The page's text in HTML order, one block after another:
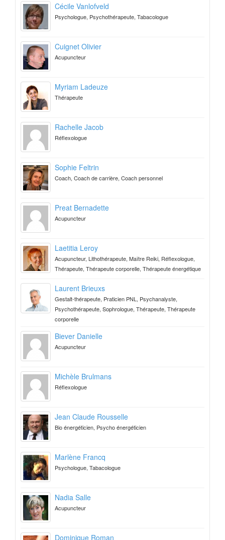
Cécile Vanlofveld
Psychologue, Psychothérapeute, Tabacologue
Cuignet Olivier
Acupuncteur
Myriam Ladeuze
Thérapeute
Rachelle Jacob
Réflexologue
Sophie Feltrin
Coach, Coach de carrière, Coach personnel
Preat Bernadette
Acupuncteur
Laetitia Leroy
Acupuncteur, Lithothérapeute, Maître Reiki, Réflexologue,
Thérapeute, Thérapeute corporelle, Thérapeute énergétique
Laurent Brieuxs
Gestalt-thérapeute, Praticien PNL, Psychanalyste,
Psychothérapeute, Sophrologue, Thérapeute, Thérapeute
corporelle
Biever Danielle
Acupuncteur
Michèle Brulmans
Réflexologue
Jean Claude Rousselle
Bio énergéticien, Psycho énergéticien
Marlène Francq
Psychologue, Tabacologue
Nadia Salle
Acupuncteur
Dominique Roman